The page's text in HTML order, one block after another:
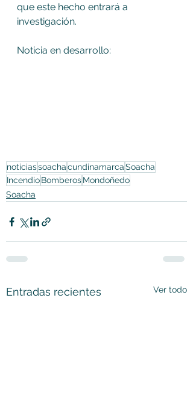
que este hecho entrará a
investigación.
Noticia en desarrollo:
noticiassoachacundinamarcaSoacha
IncendioBomberosMondoñedo
Soacha
Entradas recientes Ver todo